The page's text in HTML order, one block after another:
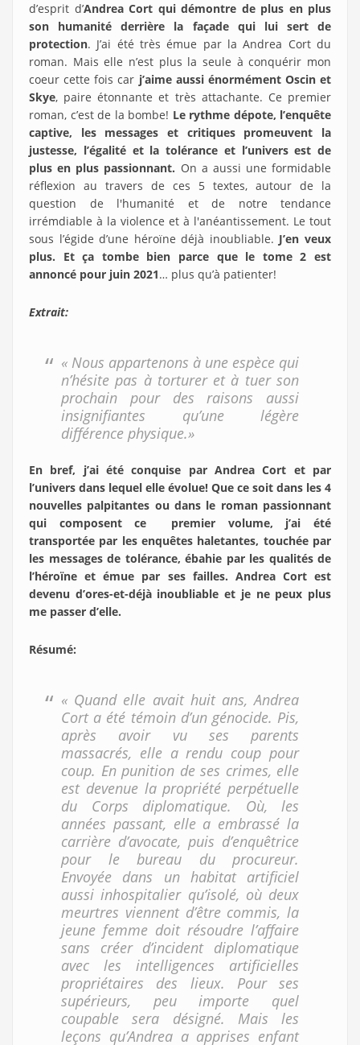
d’esprit d’Andrea Cort qui démontre de plus en plus
son humanité derrière la façade qui lui sert de
protection. J’ai été très émue par la Andrea Cort du
roman. Mais elle n’est plus la seule à conquérir mon
coeur cette fois car j’aime aussi énormément Oscin et
Skye, paire étonnante et très attachante. Ce premier
roman, c’est de la bombe! Le rythme dépote, l’enquête
captive, les messages et critiques promeuvent la
justesse, l’égalité et la tolérance et l’univers est de
plus en plus passionnant. On a aussi une formidable
réflexion au travers de ces 5 textes, autour de la
question de l'humanité et de notre tendance
irrémdiable à la violence et à l'anéantissement. Le tout
sous l’égide d’une héroïne déjà inoubliable. J’en veux
plus. Et ça tombe bien parce que le tome 2 est
annoncé pour juin 2021… plus qu’à patienter!
Extrait:
« Nous appartenons à une espèce qui
n’hésite pas à torturer et à tuer son
prochain pour des raisons aussi
insignifiantes qu’une légère
différence physique.»
En bref, j’ai été conquise par Andrea Cort et par
l’univers dans lequel elle évolue! Que ce soit dans les 4
nouvelles palpitantes ou dans le roman passionnant
qui composent ce premier volume, j’ai été
transportée par les enquêtes haletantes, touchée par
les messages de tolérance, ébahie par les qualités de
l’héroïne et émue par ses failles. Andrea Cort est
devenu d’ores-et-déjà inoubliable et je ne peux plus
me passer d’elle.
Résumé:
« Quand elle avait huit ans, Andrea
Cort a été témoin d’un génocide. Pis,
après avoir vu ses parents
massacrés, elle a rendu coup pour
coup. En punition de ses crimes, elle
est devenue la propriété perpétuelle
du Corps diplomatique. Où, les
années passant, elle a embrassé la
carrière d’avocate, puis d’enquêtrice
pour le bureau du procureur.
Envoyée dans un habitat artificiel
aussi inhospitalier qu’isolé, où deux
meurtres viennent d’être commis, la
jeune femme doit résoudre l’affaire
sans créer d’incident diplomatique
avec les intelligences artificielles
propriétaires des lieux. Pour ses
supérieurs, peu importe quel
coupable sera désigné. Mais les
leçons qu’Andrea a apprises enfant